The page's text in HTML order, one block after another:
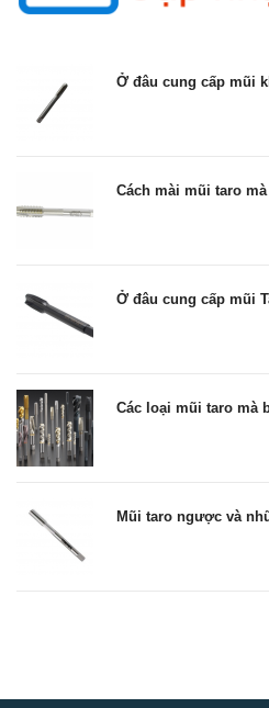
Ở đâu cung cấp mũi
Cách mài mũi taro
Ở đâu cung cấp mũi
Các loại mũi taro mà
Mũi taro ngược và